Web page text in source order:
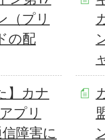
（プリ
の配
】カナ
プリ
障害に